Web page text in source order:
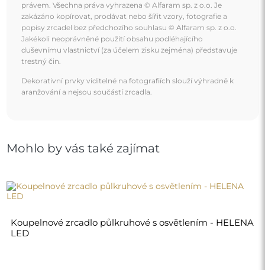
právem. Všechna práva vyhrazena © Alfaram sp. z o.o. Je
zakázáno kopírovat, prodávat nebo šířit vzory, fotografie a
popisy zrcadel bez předchozího souhlasu © Alfaram sp. z o.o.
Jakékoli neoprávněné použití obsahu podléhajícího
duševnímu vlastnictví (za účelem zisku zejména) představuje
trestný čin.
Dekorativní prvky viditelné na fotografiích slouží výhradně k
aranžování a nejsou součástí zrcadla.
Mohlo by vás také zajímat
Koupelnové zrcadlo půlkruhové s osvětlením - HELENA
LED